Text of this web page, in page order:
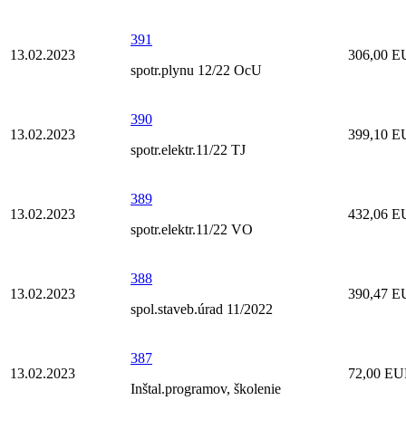
13.02.2023
391
spotr.plynu 12/22 OcU
306,00
13.02.2023
390
spotr.elektr.11/22 TJ
399,10
13.02.2023
389
spotr.elektr.11/22 VO
432,06
13.02.2023
388
spol.staveb.úrad 11/2022
390,47
13.02.2023
387
Inštal.programov, školenie
72,00